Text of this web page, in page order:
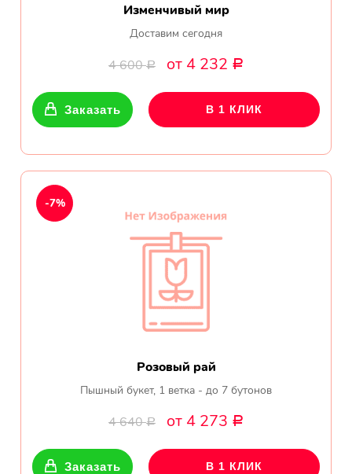
Изменчивый мир
Доставим сегодня
4 600Р от 4 232 Р
Заказать В 1 КЛИК
Розовый рай
Пышный букет, 1 ветка - до 7 бутонов
4 640Р от 4 273 Р
-7%
Заказать В 1 КЛИК